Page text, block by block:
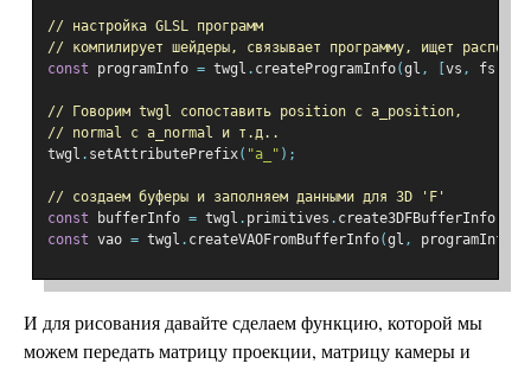
// настройка GLSL программ
// компилирует шейдеры, связывает программу, ищет
const programInfo = twgl . createProgramInfo(gl , vs , fs
// Говорим twgl сопоставить position с a_position,
// normal с a_normal и т.д..
twgl . setAttributePrefix( "a_" );
// создаем буферы и заполняем данными для 3D 'F'
const bufferInfo = twgl . primitives . create3DFBufferInfo
const vao = twgl . createVAOFromBufferInfo(gl , programInfo
И для рисования давайте сделаем функцию, которой мы
можем передать матрицу проекции, матрицу камеры и